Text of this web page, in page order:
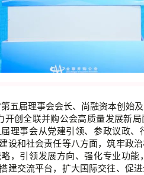
五届理事会会长、尚融资本创始
开创全联并购公会高质量发展新
理事会从党建引领、参政议政
设和社会责任等八方面，筑牢政
，引领发展方向、强化专业功能
建交流平台，扩大国际交往、促